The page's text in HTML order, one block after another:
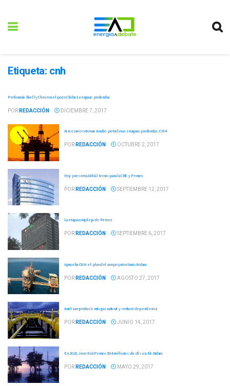
Etiqueta: cnh
Perforarán Shell y Chevron el pozo Chibu1 en aguas profundas
POR REDACCIÓN DICIEMBRE 7, 2017
Necesario retomar rondas petroleras en aguas profundas: CNH
POR REDACCIÓN OCTUBRE 2, 2017
Hoy presenta AMLO ternas para la CRE y Pemex
POR REDACCIÓN SEPTIEMBRE 12, 2017
La etapa compleja de Pemex
POR REDACCIÓN SEPTIEMBRE 6, 2017
Aprueba CNH el plan del campo prioritario Koban
POR REDACCIÓN AGOSTO 27, 2017
Analizan producir más gas natural y reducir dependencia
POR REDACCIÓN JUNIO 14, 2017
En 2021, invertirá Pemex 804 millones de dls en Ek-Balam
POR REDACCIÓN MAYO 29, 2017